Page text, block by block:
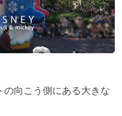
向こう側にある大きな